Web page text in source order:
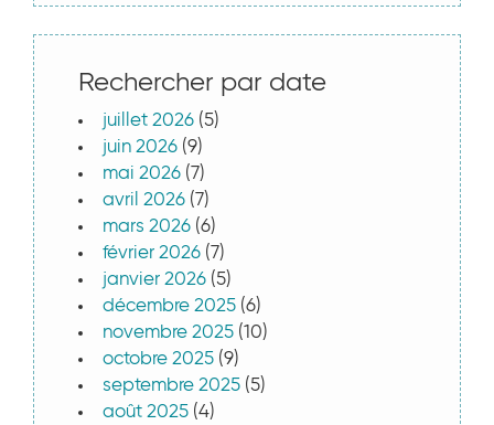
Rechercher par date
juillet 2026 (5)
juin 2026 (9)
mai 2026 (7)
avril 2026 (7)
mars 2026 (6)
février 2026 (7)
janvier 2026 (5)
décembre 2025 (6)
novembre 2025 (10)
octobre 2025 (9)
septembre 2025 (5)
août 2025 (4)